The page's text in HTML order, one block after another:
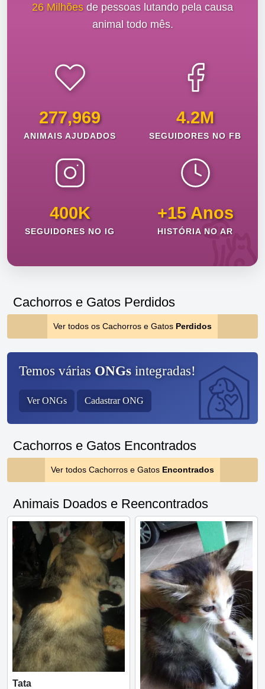
26 Milhõesde pessoas lutando pela causa
animal todo mês.
277,969
ANIMAIS AJUDADOS
4.2M
SEGUIDORES NO FB
400K
SEGUIDORES NO IG
+15 Anos
HISTÓRIA NO AR
Cachorros e Gatos Perdidos
Ver todos os Cachorros e Gatos Perdidos
Temos várias ONGs integradas!
Ver ONGs Cadastrar ONG
Cachorros e Gatos Encontrados
Ver todos Cachorros e Gatos Encontrados
Animais Doados e Reencontrados
Tata